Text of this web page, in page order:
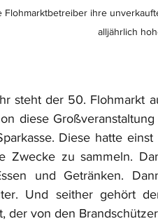
Flohmarktbetreiber ihre
alljährlich
steht der 50. Flohmarkt
diese
Diese hatte
Zwecke zu sammeln.
und Getränken.
Und seither gehört
der von den